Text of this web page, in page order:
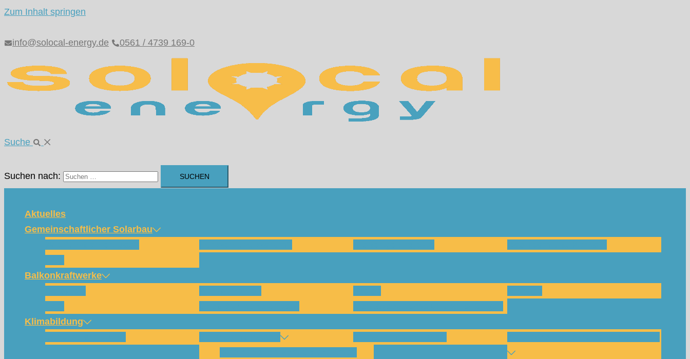
Zum Inhalt springen
info@solocal-energy.de 0561 / 4739 169-0
Suche
Suchen nach:
Aktuelles
Gemeinschaftlicher Solarbau
Balkonkraftwerke
Klimabildung